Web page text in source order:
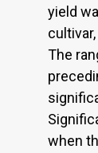
yield
The
when